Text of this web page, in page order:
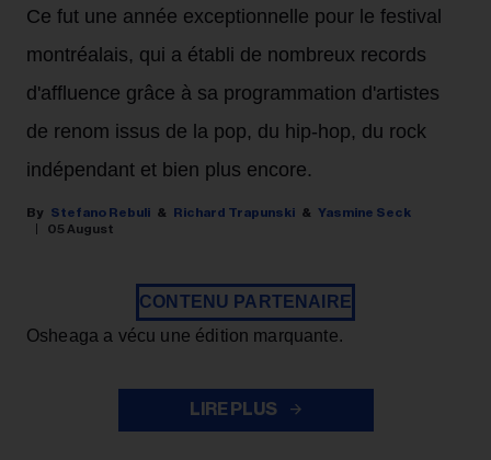
Ce fut une année exceptionnelle pour le festival
montréalais, qui a établi de nombreux records
d'affluence grâce à sa programmation d'artistes
de renom issus de la pop, du hip-hop, du rock
indépendant et bien plus encore.
Stefano Rebuli Richard Trapunski
Yasmine Seck
05 August
CONTENU PARTENAIRE
Osheaga a vécu une édition marquante.
LIRE PLUS